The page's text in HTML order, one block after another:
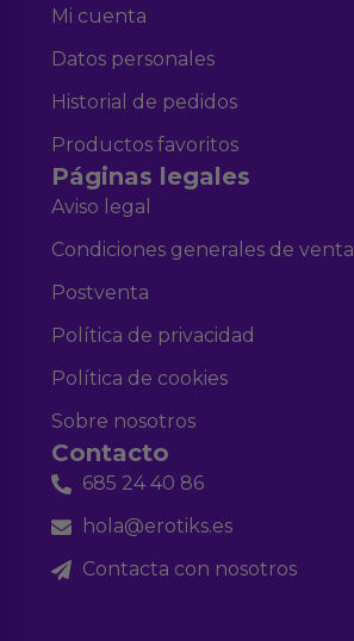
Mi cuenta
Datos personales
Historial de pedidos
Productos favoritos
Páginas legales
Aviso legal
Condiciones generales de venta
Postventa
Política de privacidad
Política de cookies
Sobre nosotros
Contacto
685 24 40 86
hola@erotiks.es
Contacta con nosotros